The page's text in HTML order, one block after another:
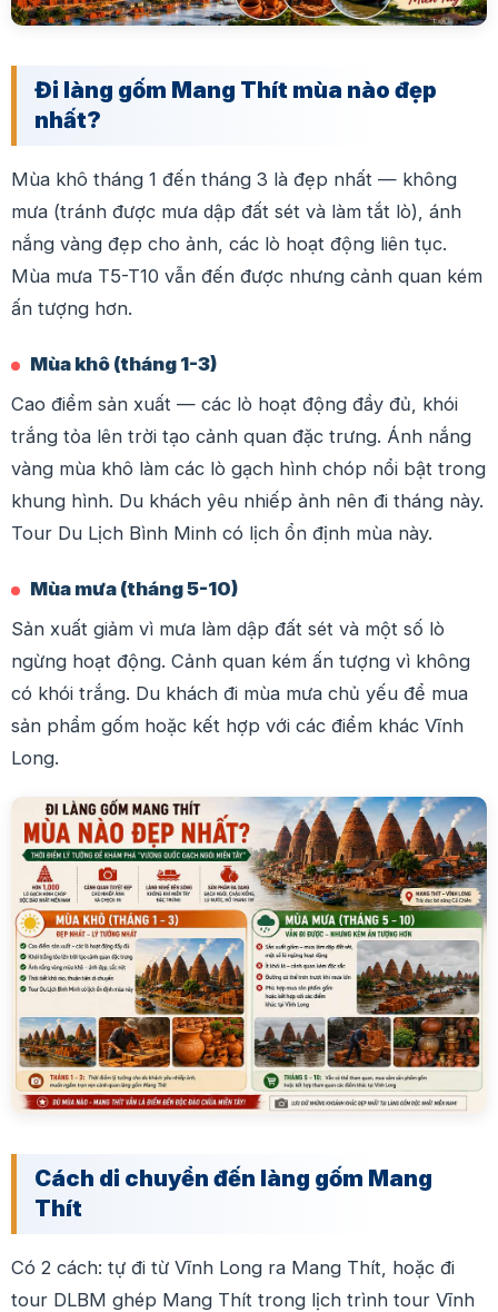
Đi làng gốm Mang Thít mùa nào đẹp
nhất?
Mùa khô tháng 1 đến tháng 3 là đẹp nhất — không
mưa (tránh được mưa dập đất sét và làm tắt lò), ánh
nắng vàng đẹp cho ảnh, các lò hoạt động liên tục.
Mùa mưa T5-T10 vẫn đến được nhưng cảnh quan kém
ấn tượng hơn.
Mùa khô (tháng 1-3)
Cao điểm sản xuất — các lò hoạt động đầy đủ, khói
trắng tỏa lên trời tạo cảnh quan đặc trưng. Ánh nắng
vàng mùa khô làm các lò gạch hình chóp nổi bật trong
khung hình. Du khách yêu nhiếp ảnh nên đi tháng này.
Tour Du Lịch Bình Minh có lịch ổn định mùa này.
Mùa mưa (tháng 5-10)
Sản xuất giảm vì mưa làm dập đất sét và một số lò
ngừng hoạt động. Cảnh quan kém ấn tượng vì không
có khói trắng. Du khách đi mùa mưa chủ yếu để mua
sản phẩm gốm hoặc kết hợp với các điểm khác Vĩnh
Long.
Cách di chuyển đến làng gốm Mang
Thít
Có 2 cách: tự đi từ Vĩnh Long ra Mang Thít, hoặc đi
tour DLBM ghép Mang Thít trong lịch trình tour Vĩnh